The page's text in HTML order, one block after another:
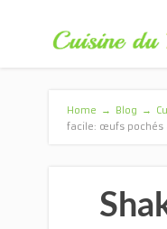
Home → Blog →
facile: œufs pochés